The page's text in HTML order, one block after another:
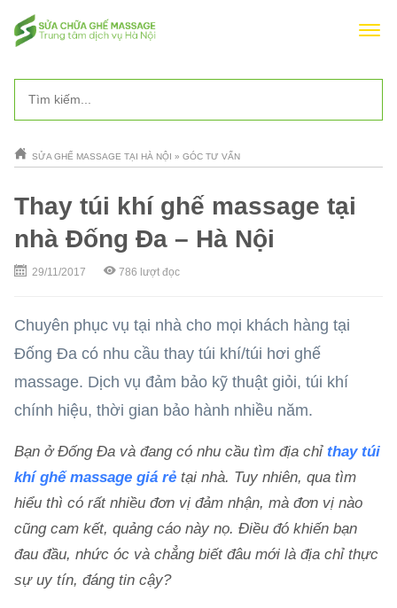
SỬA GHẾ MASSAGE TẠI HÀ NỘI » GÓC TƯ VẤN
Thay túi khí ghế massage tại
nhà Đống Đa – Hà Nội
29/11/2017 786 lượt đọc
Chuyên phục vụ tại nhà cho mọi khách hàng tại
Đống Đa có nhu cầu thay túi khí/túi hơi ghế
massage. Dịch vụ đảm bảo kỹ thuật giỏi, túi khí
chính hiệu, thời gian bảo hành nhiều năm.
Bạn ở Đống Đa và đang có nhu cầu tìm địa chỉ thay túi
khí ghế massage giá rẻ tại nhà. Tuy nhiên, qua tìm
hiểu thì có rất nhiều đơn vị đảm nhận, mà đơn vị nào
cũng cam kết, quảng cáo này nọ. Điều đó khiến bạn
đau đầu, nhức óc và chẳng biết đâu mới là địa chỉ thực
sự uy tín, đáng tin cậy?